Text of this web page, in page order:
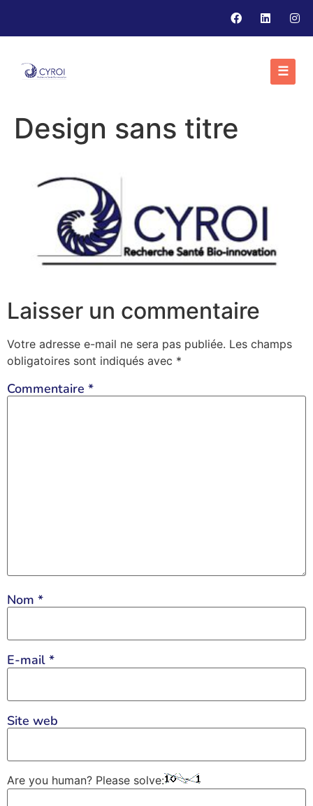
☰
Design sans titre
Laisser un commentaire
Votre adresse e-mail ne sera pas publiée. Les champs
obligatoires sont indiqués avec *
Commentaire *
Nom *
E-mail *
Site web
Are you human? Please solve: